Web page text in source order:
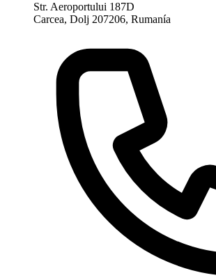
Str. Aeroportului 187D
Carcea, Dolj 207206, Rumanía